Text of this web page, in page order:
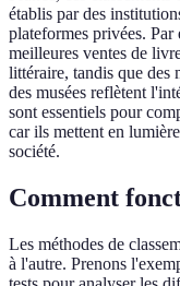
établis par des
plateformes privées. Par
meilleures ventes de
littéraire, tandis que des
des musées reflètent
sont essentiels pour
car ils mettent en
société.
Comment
Les méthodes de
à l'autre. Prenons